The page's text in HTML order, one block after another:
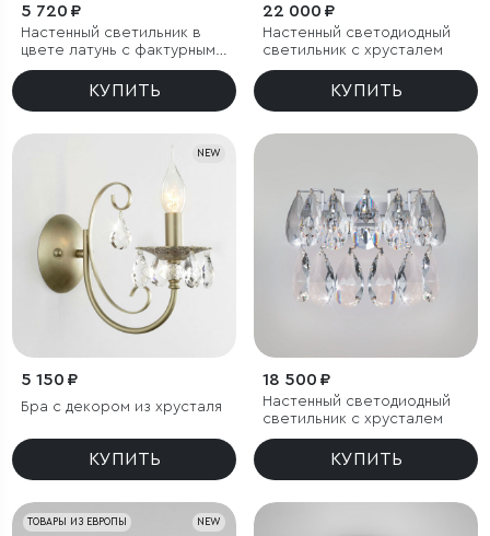
5 720 ₽
Настенный светильник в
цвете латунь с фактурным
плафоном
КУПИТЬ
22 000 ₽
Настенный светодиодный
светильник с хрусталем
КУПИТЬ
NEW
5 150 ₽
Бра с декором из хрусталя
КУПИТЬ
18 500 ₽
Настенный светодиодный
светильник с хрусталем
КУПИТЬ
NEW
ТОВАРЫ ИЗ ЕВРОПЫ